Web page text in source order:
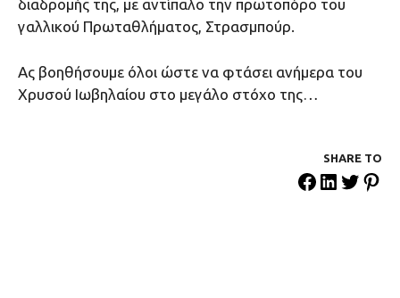
διαδρομής της, με αντίπαλο την πρωτοπόρο του
γαλλικού Πρωταθλήματος, Στρασμπούρ.
Ας βοηθήσουμε όλοι ώστε να φτάσει ανήμερα του
Χρυσού Ιωβηλαίου στο μεγάλο στόχο της…
SHARE ΤΟ